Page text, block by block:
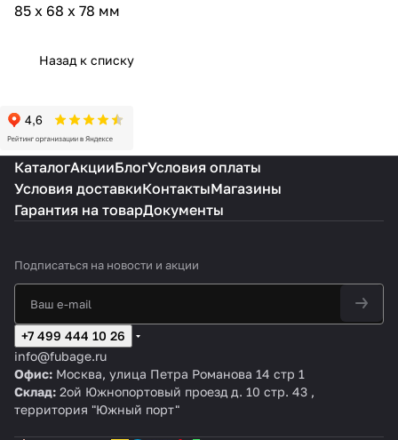
85 х 68 х 78 мм
Назад к списку
КаталогАкцииБлогУсловия оплаты
Условия доставкиКонтактыМагазины
Гарантия на товарДокументы
Подписаться на новости и акции
+7 499 444 10 26
info@fubage.ru
Офис: Москва, улица Петра Романова 14 стр 1
Склад: 2ой Южнопортовый проезд д. 10 стр. 43 ,
территория "Южный порт"